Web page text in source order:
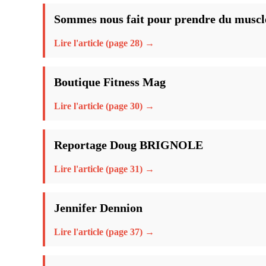
Sommes nous fait pour prendre du
Lire l'article (page 28) →
Boutique Fitness Mag
Lire l'article (page 30) →
Reportage Doug BRIGNOLE
Lire l'article (page 31) →
Jennifer Dennion
Lire l'article (page 37) →